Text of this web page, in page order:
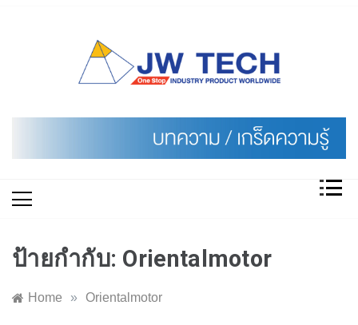
ป้ายกำกับ: Orientalmotor
Home » Orientalmotor